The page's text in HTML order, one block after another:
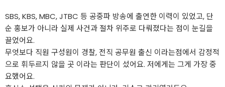
SBS, KBS, MBC, JTBC 등 공중파 방송에 출연한 이력이 있었고, 단
순 홍보가 아니라 실제 사건과 절차 위주로 다뤄졌다는 점이 눈길을
끌었어요.
무엇보다 직원 구성원이 경찰, 전직 공무원 출신 이라는점에서 감정적
으로 휘두르지 않을 곳 이라는 판단이 섰어요. 저에게는 그게 가장 중
요했어요.